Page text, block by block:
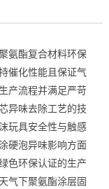
氨酯复合材料环保
催化性能且保证气
产流程并满足严苛
异味去除工艺的技
玩具安全性与触感
硬泡异味影响方面
色环保认证的生产
气下聚氨酯涂层固